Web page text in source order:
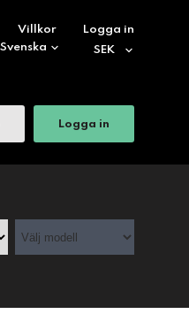
Villkor Logga in
Logga in